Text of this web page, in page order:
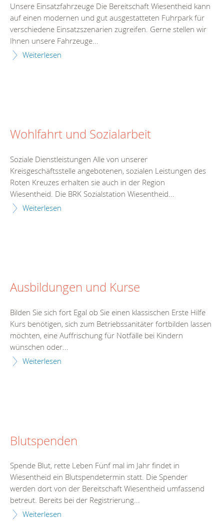
Unsere Einsatzfahrzeuge Die Bereitschaft Wiesentheid kann
auf einen modernen und gut ausgestatteten Fuhrpark für
verschiedene Einsatzszenarien zugreifen. Gerne stellen wir
Ihnen unsere Fahrzeuge...
Weiterlesen
Wohlfahrt und Sozialarbeit
Soziale Dienstleistungen Alle von unserer
Kreisgeschäftsstelle angebotenen, sozialen Leistungen des
Roten Kreuzes erhalten sie auch in der Region
Wiesentheid. Die BRK Sozialstation Wiesentheid...
Weiterlesen
Ausbildungen und Kurse
Bilden Sie sich fort Egal ob Sie einen klassischen Erste Hilfe
Kurs benötigen, sich zum Betriebssanitäter fortbilden lassen
möchten, eine Auffrischung für Notfälle bei Kindern
wünschen oder...
Weiterlesen
Blutspenden
Spende Blut, rette Leben Fünf mal im Jahr findet in
Wiesentheid ein Blutspendetermin statt. Die Spender
werden dort von der Bereitschaft Wiesentheid umfassend
betreut. Bereits bei der Registrierung...
Weiterlesen